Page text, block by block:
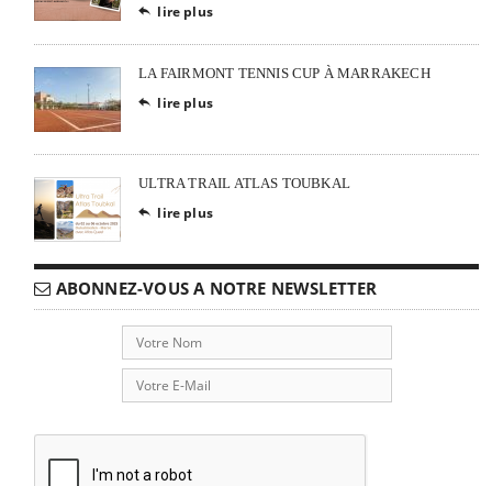
 lire plus
LA FAIRMONT TENNIS CUP À MARRAKECH
 lire plus
ULTRA TRAIL ATLAS TOUBKAL
 lire plus
ABONNEZ-VOUS A NOTRE NEWSLETTER